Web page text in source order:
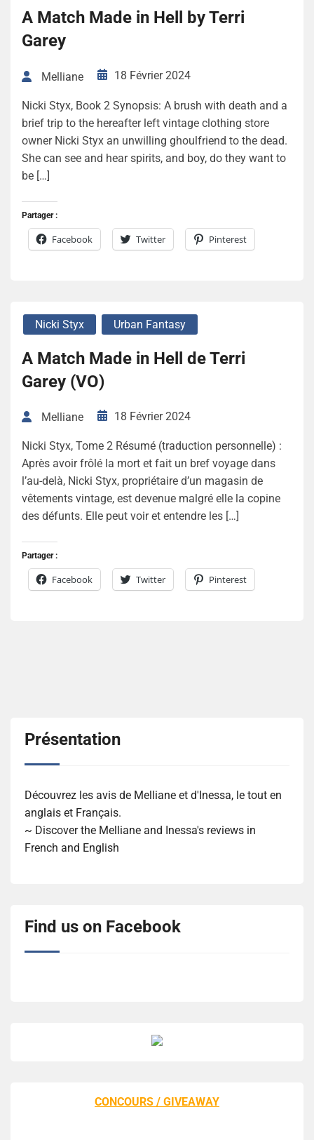
A Match Made in Hell by Terri
Garey
Melliane 18 Février 2024
Nicki Styx, Book 2 Synopsis: A brush with death and a
brief trip to the hereafter left vintage clothing store
owner Nicki Styx an unwilling ghoulfriend to the dead.
She can see and hear spirits, and boy, do they want to
be […]
Partager :
Facebook Twitter Pinterest
Nicki Styx Urban Fantasy
A Match Made in Hell de Terri
Garey (VO)
Melliane 18 Février 2024
Nicki Styx, Tome 2 Résumé (traduction personnelle) :
Après avoir frôlé la mort et fait un bref voyage dans
l’au-delà, Nicki Styx, propriétaire d’un magasin de
vêtements vintage, est devenue malgré elle la copine
des défunts. Elle peut voir et entendre les […]
Partager :
Facebook Twitter Pinterest
Présentation
Découvrez les avis de Melliane et d'Inessa, le tout en
anglais et Français.
~ Discover the Melliane and Inessa's reviews in
French and English
Find us on Facebook
CONCOURS / GIVEAWAY